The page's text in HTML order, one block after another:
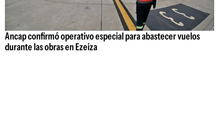
Ancap confirmó operativo especial para abastecer vuelos
durante las obras en Ezeiza